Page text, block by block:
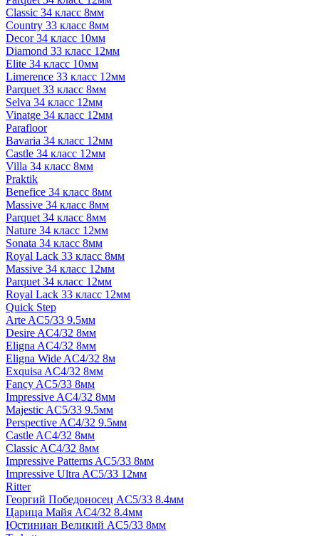
Classic 34 класс 8мм
Country 33 класс 8мм
Decor 34 класс 10мм
Diamond 33 класс 12мм
Elite 34 класс 10мм
Limerence 33 класс 12мм
Parquet 33 класс 8мм
Selva 34 класс 12мм
Vinatge 34 класс 12мм
Parafloor
Bavaria 34 класс 12мм
Castle 34 класс 12мм
Villa 34 класс 8мм
Praktik
Benefice 34 класс 8мм
Massive 34 класс 8мм
Parquet 34 класс 8мм
Nature 34 класс 12мм
Sonata 34 класс 8мм
Royal Lack 33 класс 8мм
Massive 34 класс 12мм
Parquet 34 класс 12мм
Royal Lack 33 класс 12мм
Quick Step
Arte AC5/33 9.5мм
Desire AC4/32 8мм
Eligna AC4/32 8мм
Eligna Wide AC4/32 8м
Exquisa AC4/32 8мм
Fancy AC5/33 8мм
Impressive AC4/32 8мм
Majestic AC5/33 9.5мм
Perspective AC4/32 9.5мм
Castle AC4/32 8мм
Classic AC4/32 8мм
Impressive Patterns AC5/33 8мм
Impressive Ultra AC5/33 12мм
Ritter
Георгий Победоносец AC5/33 8.4мм
Царица Майя AC4/32 8.4мм
Юстиниан Великий AC5/33 8мм